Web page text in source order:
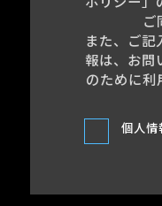
ご
また、ご記
報は、お問
のために利
個人情